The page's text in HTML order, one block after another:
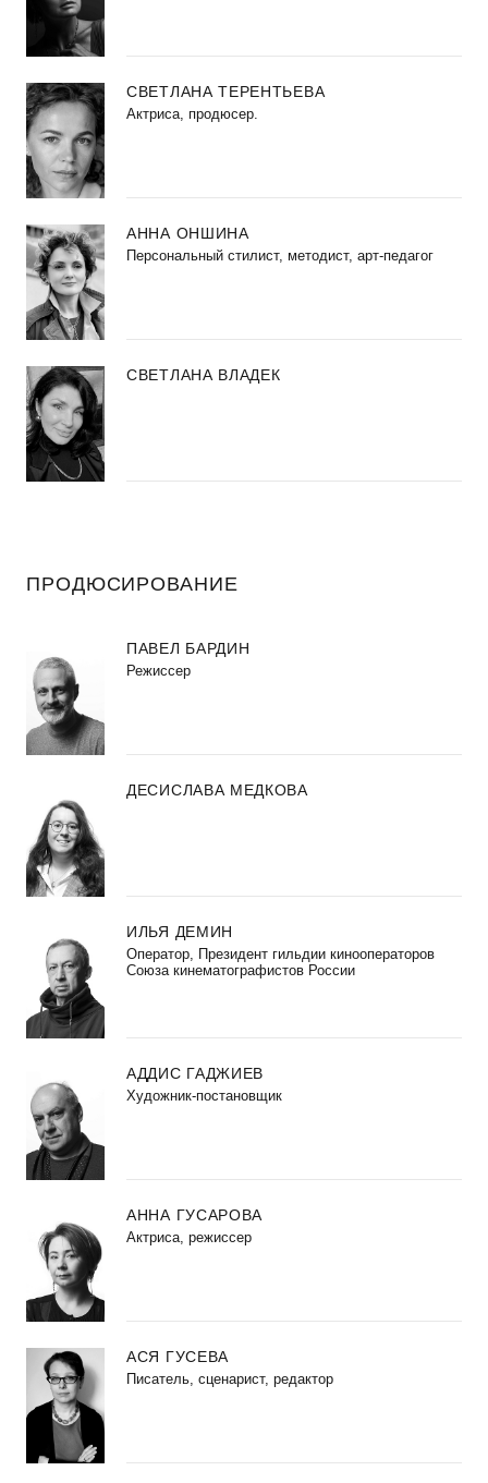
СВЕТЛАНА ТЕРЕНТЬЕВА
Актриса, продюсер.
АННА ОНШИНА
Персональный стилист, методист, арт-педагог
СВЕТЛАНА ВЛАДЕК
ПРОДЮСИРОВАНИЕ
ПАВЕЛ БАРДИН
Режиссер
ДЕСИСЛАВА МЕДКОВА
ИЛЬЯ ДЕМИН
Оператор, Президент гильдии кинооператоров
Союза кинематографистов России
АДДИС ГАДЖИЕВ
Художник-постановщик
АННА ГУСАРОВА
Актриса, режиссер
АСЯ ГУСЕВА
Писатель, сценарист, редактор